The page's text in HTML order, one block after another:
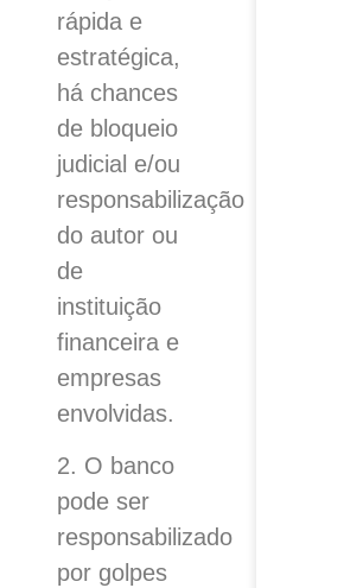
rápida e
estratégica,
há chances
de bloqueio
judicial e/ou
responsabilização
do autor ou
de
instituição
financeira e
empresas
envolvidas.
2. O banco
pode ser
responsabilizado
por golpes